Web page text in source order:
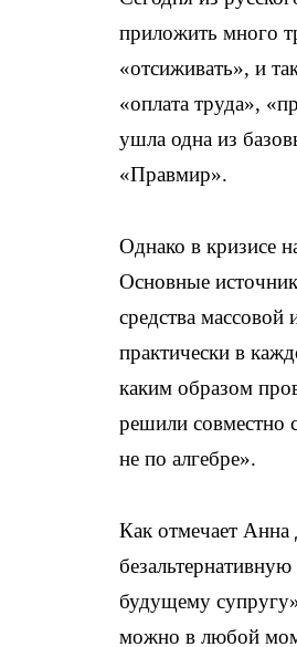
приложить много
«отсиживать», и
«оплата труда»,
ушла одна из
«Правмир».
Однако в кризисе
Основные
средства
практически в
каким образом
решили совместно
не по алгебре».
Как отмечает Анна
будущему
можно в любой